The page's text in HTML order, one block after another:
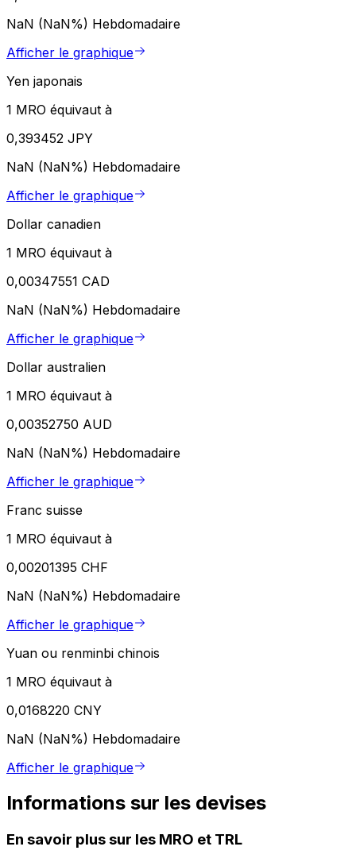
NaN (NaN%) Hebdomadaire
Afficher le graphique
Yen japonais
1 MRO équivaut à
0,393452 JPY
NaN (NaN%) Hebdomadaire
Afficher le graphique
Dollar canadien
1 MRO équivaut à
0,00347551 CAD
NaN (NaN%) Hebdomadaire
Afficher le graphique
Dollar australien
1 MRO équivaut à
0,00352750 AUD
NaN (NaN%) Hebdomadaire
Afficher le graphique
Franc suisse
1 MRO équivaut à
0,00201395 CHF
NaN (NaN%) Hebdomadaire
Afficher le graphique
Yuan ou renminbi chinois
1 MRO équivaut à
0,0168220 CNY
NaN (NaN%) Hebdomadaire
Afficher le graphique
Informations sur les devises
En savoir plus sur les MRO et TRL